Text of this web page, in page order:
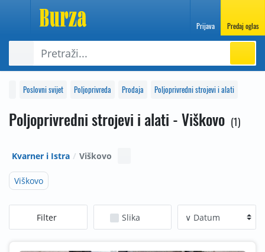
Prijava Predaj oglas
Poslovni svijet Poljoprivreda Prodaja Poljoprivredni strojevi i alati
Poljoprivredni strojevi i alati - Viškovo 1
Kvarner i Istra Viškovo
Viškovo
Filter Slika